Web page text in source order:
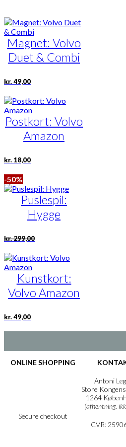
Magnet: Volvo
Duet & Combi
kr.49,00
Postkort: Volvo
Amazon
kr. 18,00
-50%
Puslespil:
Hygge
kr.299,00Den
oprindelige
var:
Den
aktuelle
er:
Kunstkort:
Volvo Amazon
kr.49,00
ONLINE SHOPPING
Secure checkout
Antoni
Store
1264
(afhentning,
CVR: